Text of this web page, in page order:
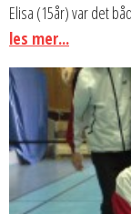
Elisa (15år) var det
les mer...